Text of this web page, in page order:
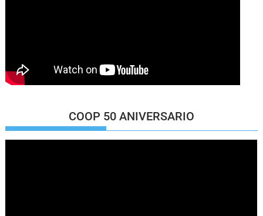
COOP 50 ANIVERSARIO